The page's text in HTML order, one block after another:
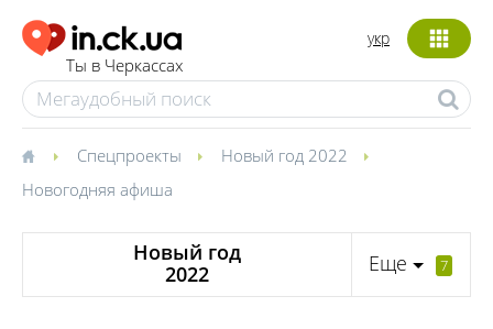
Ты в Черкассах
укр
Спецпроекты
Новый год 2022
Новогодняя афиша
Новый год
2022
Еще 7